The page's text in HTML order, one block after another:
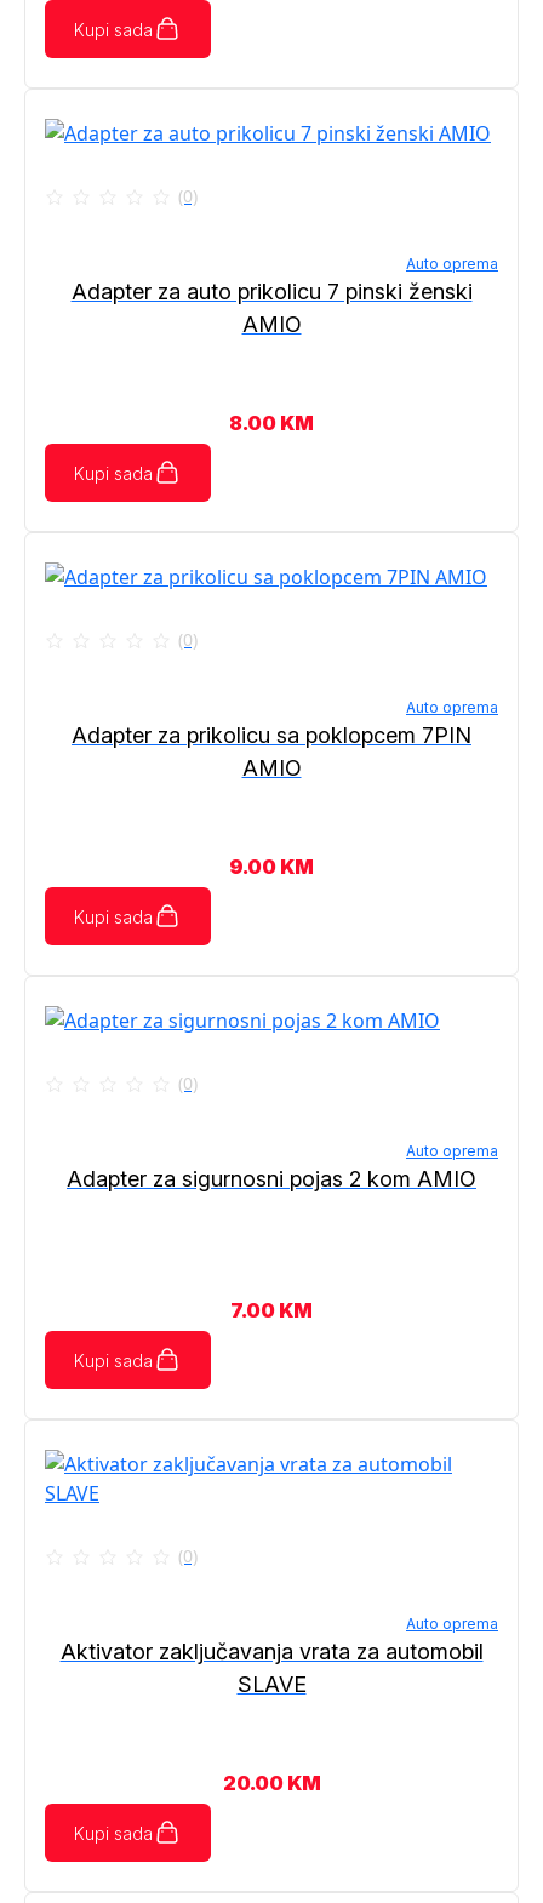
Kupi sada
(0)
Auto oprema
Adapter za auto prikolicu 7 pinski ženski
AMIO
8.00 KM
Kupi sada
(0)
Auto oprema
Adapter za prikolicu sa poklopcem 7PIN
AMIO
9.00 KM
Kupi sada
(0)
Auto oprema
Adapter za sigurnosni pojas 2 kom AMIO
7.00 KM
Kupi sada
(0)
Auto oprema
Aktivator zaključavanja vrata za automobil
SLAVE
20.00 KM
Kupi sada